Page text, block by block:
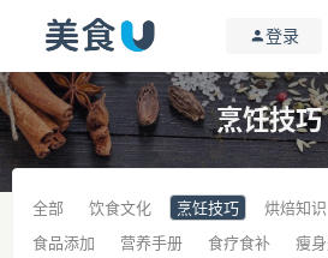
登录
烹饪技巧
全部 饮食文化 烹饪技巧 烘焙知识
食品添加
营养手册 食疗食补 瘦